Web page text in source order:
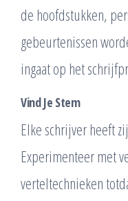
de hoofdstukken,
gebeurtenissen
ingaat op het
Vind Je Stem
Elke schrijver heeft
Experimenteer met
verteltechnieken